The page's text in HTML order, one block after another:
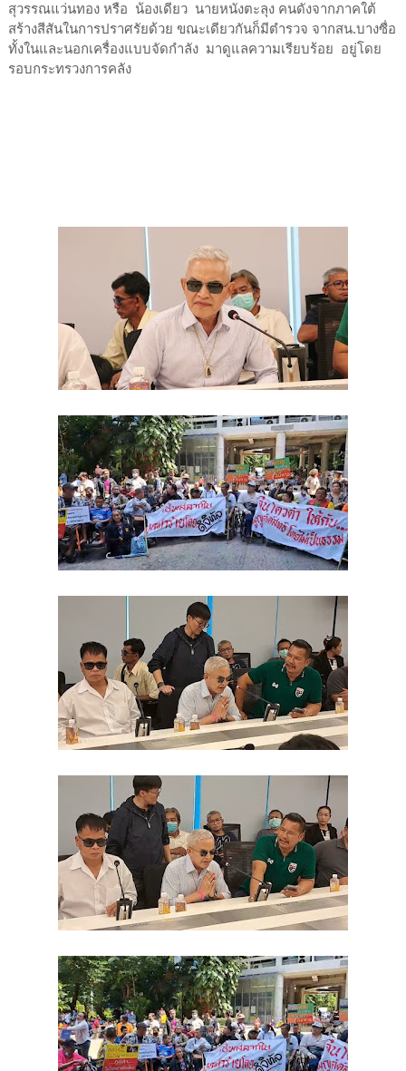
สุวรรณแว่นทอง หรือ น้องเดียว นายหนังตะลุง คนดังจากภาคใต้
สร้างสีสันในการปราศรัยด้วย ขณะเดียวกันก็มีตำรวจ จากสน.บางซื่อ
ทั้งในและนอกเครื่องแบบจัดกำลัง มาดูแลความเรียบร้อย อยู่โดย
รอบกระทรวงการคลัง